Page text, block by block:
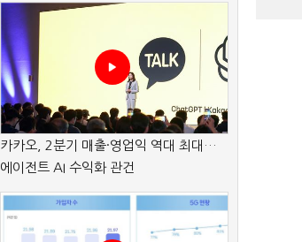
카카오, 2분기 매출·영업익 역대 최대…
에이전트 AI 수익화 관건